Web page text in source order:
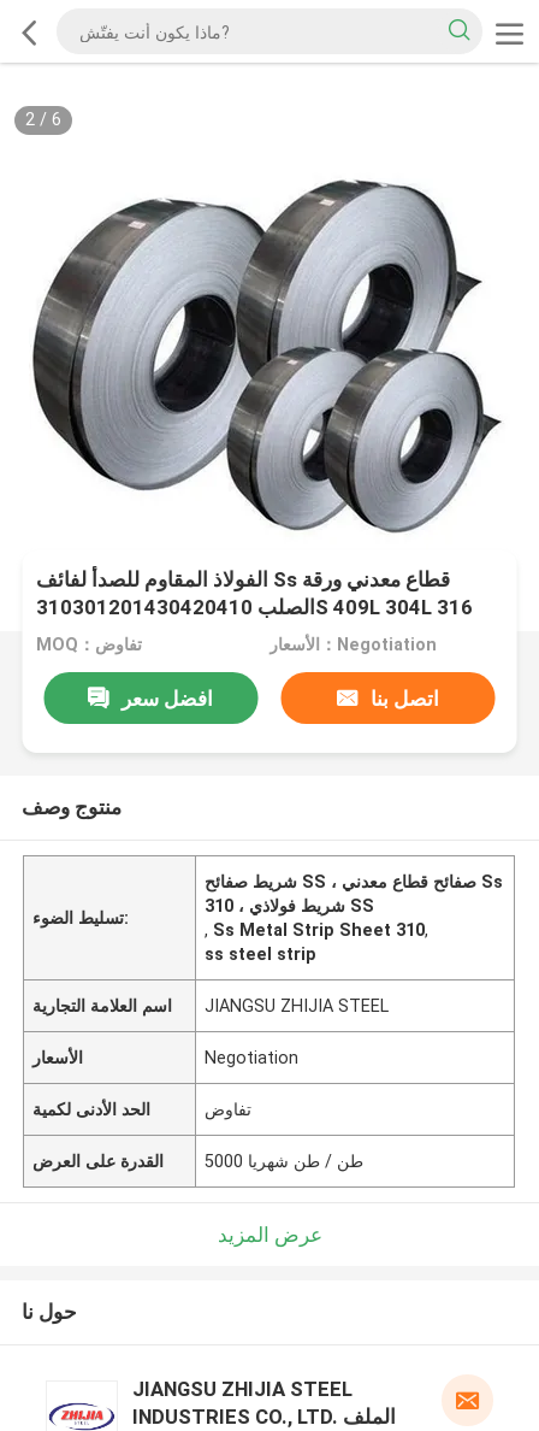
2/ 6
الفولاذ المقاوم للصدأ لفائف Ss قطاع معدني ورقة
الصلب 310301201430420410S 409L 304L 316
MOQ：تفاوض الأسعار：Negotiation
افضل سعر اتصل بنا
منتوج وصف
تسليط الضوء:
شريط صفائح SS ، صفائح قطاع معدني Ss
310 ، شريط فولاذي SS
, Ss Metal Strip Sheet 310,
ss steel strip
اسم العلامة التجارية JIANGSU ZHIJIA STEEL
الأسعار Negotiation
الحد الأدنى لكمية تفاوض
القدرة على العرض 5000 طن / طن شهريا
عرض المزيد
حول نا
JIANGSU ZHIJIA STEEL
INDUSTRIES CO., LTD. الملف